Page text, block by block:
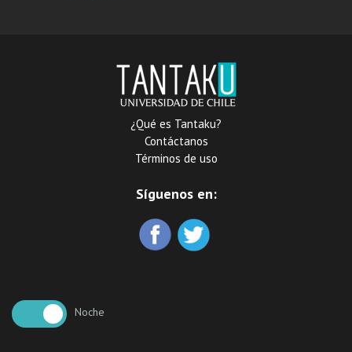
¿Qué es Tantaku?
Contáctanos
Términos de uso
Síguenos en:
Noche